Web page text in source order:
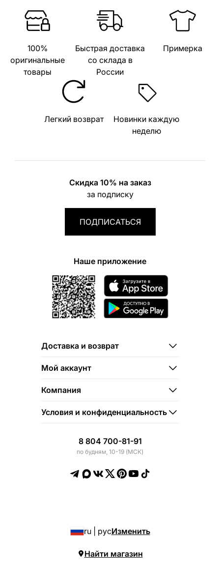
100%
оригинальные
товары
Быстрая доставка
со склада в
России
Примерка
Легкий возврат
Новинки каждую
неделю
Скидка 10% на заказ
за подписку
ПОДПИСАТЬСЯ
Наше приложение
Доставка и возврат
Мой аккаунт
Компания
Условия и конфиденциальность
8 804 700-81-91
по будням, 10-19 (МСК)
ru | русИзменить
Найти магазин